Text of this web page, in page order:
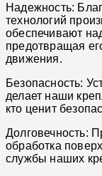
Надежность:
технологий
обеспечивают
предотвращая
движения.
Безопасность:
делает наши
кто ценит
Долговечность:
обработка
службы наших